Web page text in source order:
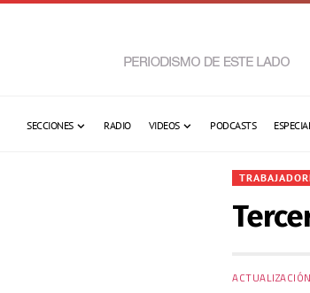
SECCIONES RADIO VIDEOS PODCASTS